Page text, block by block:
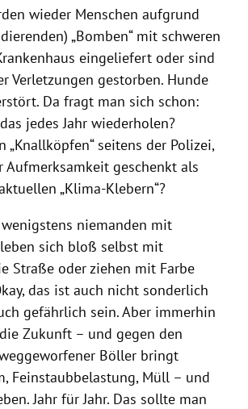
wieder Menschen aufgrund
„Bomben“ mit schweren
eingeliefert oder sind
Verletzungen gestorben. Hunde
Da fragt man sich schon:
jedes Jahr wiederholen?
„Knallköpfen“ seitens der Polizei,
geschenkt als
„Klima-Klebern“?
niemanden mit
sich bloß selbst mit
Straße oder ziehen mit Farbe
das ist auch nicht sonderlich
gefährlich sein. Aber immerhin
Zukunft – und gegen den
Böller bringt
Feinstaubbelastung, Müll – und
Jahr für Jahr. Das sollte man